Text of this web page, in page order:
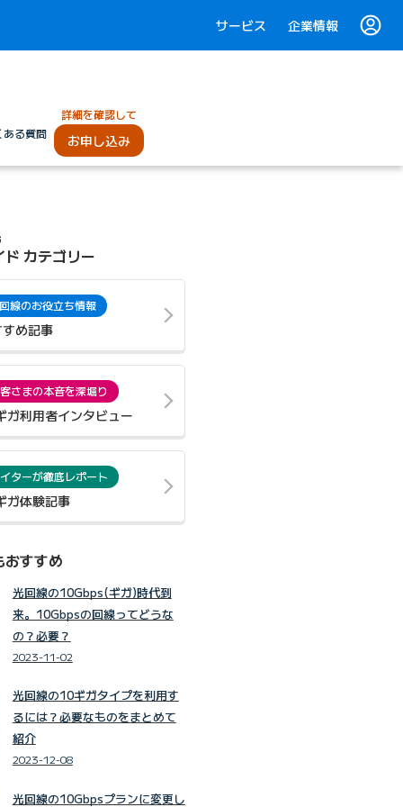
サービス 企業情報
ある質問
詳細を確認して
お申し込み
ド カテゴリー
線のお役立ち情報
め記事
さまの本音を深堀り
ガ利用者インタビュー
ターが徹底レポート
ガ体験記事
すすめ
光回線の10Gbps(ギガ)時代到
来。10Gbpsの回線ってどうな
の？必要？
2023-11-02
光回線の10ギガタイプを利用す
るには？必要なものをまとめて
紹介
2023-12-08
光回線の10Gbpsプランに変更し